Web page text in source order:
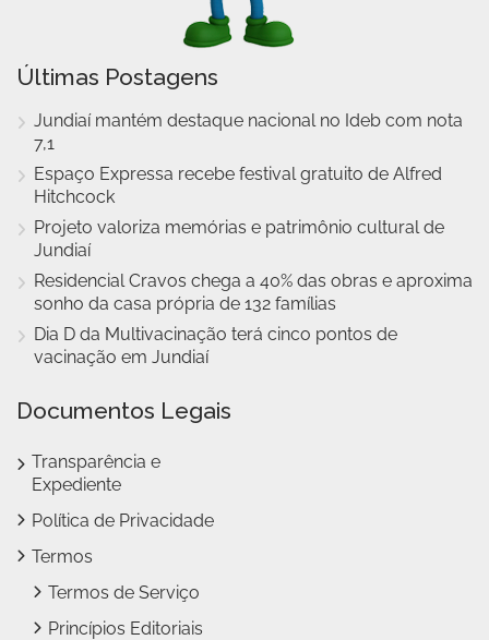
Últimas Postagens
Jundiaí mantém destaque nacional no Ideb com nota
7,1
Espaço Expressa recebe festival gratuito de Alfred
Hitchcock
Projeto valoriza memórias e patrimônio cultural de
Jundiaí
Residencial Cravos chega a 40% das obras e aproxima
sonho da casa própria de 132 famílias
Dia D da Multivacinação terá cinco pontos de
vacinação em Jundiaí
Documentos Legais
Transparência e
Expediente
Política de Privacidade
Termos
Termos de Serviço
Princípios Editoriais